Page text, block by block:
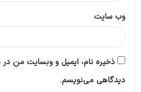
وب‌ سایت
ذخیره نام، ایمیل و وبسایت من در
دیدگاهی می‌نویسم.